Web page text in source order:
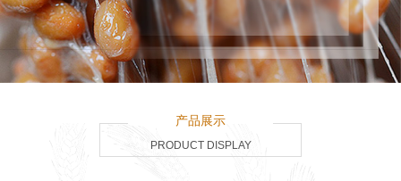
PRODUCT DISPLAY
产品展示